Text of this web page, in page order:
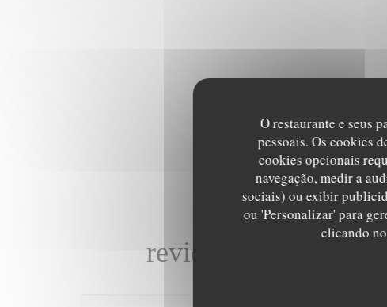
O restaurante e seus
pessoais. Os cookies
cookies opcionais
navegação, medir a
sociais) ou exibir
ou 'Personalizar' para
clicando